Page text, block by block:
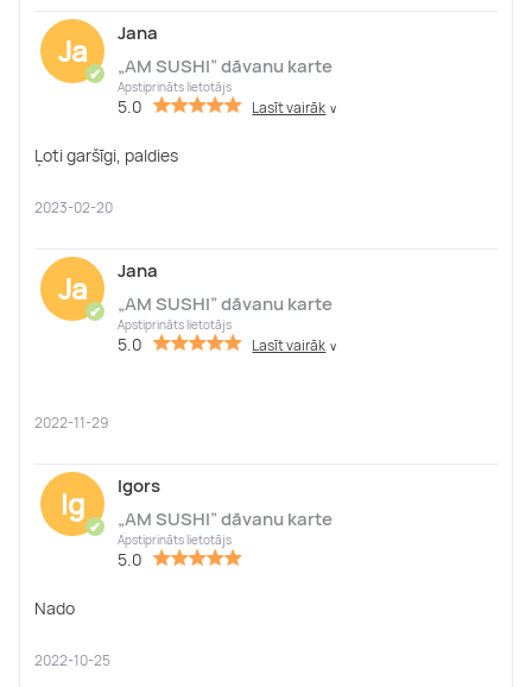
Ja
✔
Jana
„AM SUSHI” dāvanu karte
Apstiprināts lietotājs
5.0 Lasīt vairāk ∨
Ļoti garšīgi, paldies
2023-02-20
Ja
✔
Jana
„AM SUSHI” dāvanu karte
Apstiprināts lietotājs
5.0 Lasīt vairāk ∨
2022-11-29
Ig
✔
Igors
„AM SUSHI” dāvanu karte
Apstiprināts lietotājs
5.0
Nado
2022-10-25